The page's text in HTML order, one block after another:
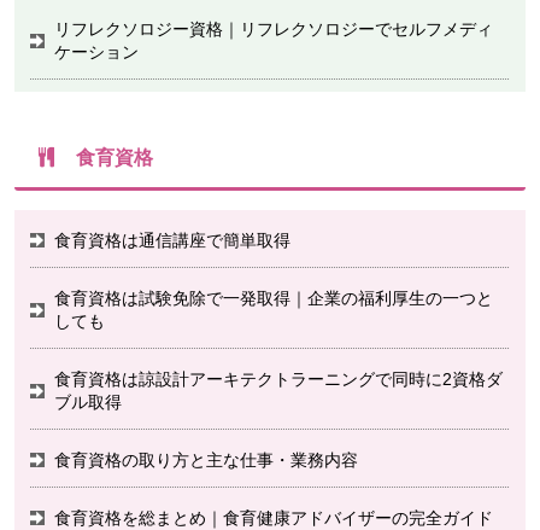
リフレクソロジー資格｜リフレクソロジーでセルフメディ
ケーション
食育資格
食育資格は通信講座で簡単取得
食育資格は試験免除で一発取得｜企業の福利厚生の一つと
しても
食育資格は諒設計アーキテクトラーニングで同時に2資格ダ
ブル取得
食育資格の取り方と主な仕事・業務内容
食育資格を総まとめ｜食育健康アドバイザーの完全ガイド